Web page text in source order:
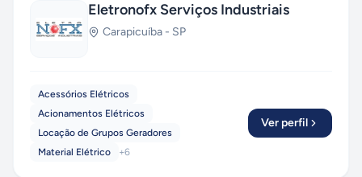
Eletronofx Serviços Industriais
Carapicuíba - SP
Acessórios Elétricos
Acionamentos Elétricos
Locação de Grupos Geradores
Material Elétrico
+6
Ver perfil